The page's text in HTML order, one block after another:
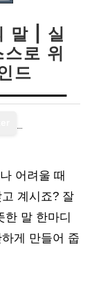
말 | 실
로 위
드
어려울 때
계시죠? 잘
한 말 한마디
게 만들어 줍